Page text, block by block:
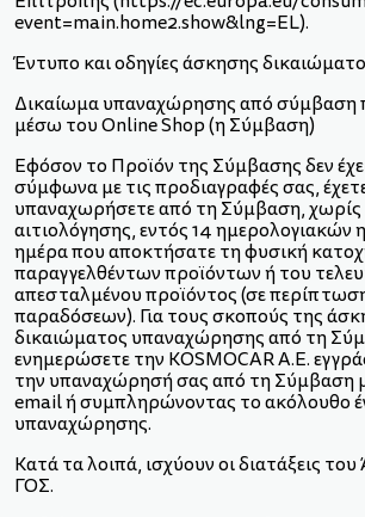
event=main.home2.show&lng=EL).
Έντυπο και οδηγίες άσκησης
Δικαίωμα υπαναχώρησης από σύμβαση
μέσω του Οnline Shop (η Σύμβαση)
Εφόσον το Προϊόν της Σύμβασης δεν
σύμφωνα με τις προδιαγραφές σας,
υπαναχωρήσετε από τη Σύμβαση,
αιτιολόγησης, εντός 14 ημερολογιακών
ημέρα που αποκτήσατε τη φυσική
παραγγελθέντων προϊόντων ή του
απεσταλμένου προϊόντος (σε
παραδόσεων). Για τους σκοπούς της
δικαιώματος υπαναχώρησης από τη
ενημερώσετε την KOSMOCAR A.E.
την υπαναχώρησή σας από τη Σύμβαση
email ή συμπληρώνοντας το ακόλουθο
υπαναχώρησης.
Κατά τα λοιπά, ισχύουν οι διατάξεις
ΓΟΣ.